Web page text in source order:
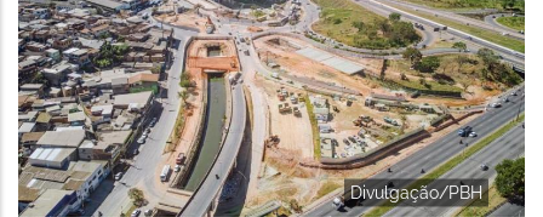
Divulgação/PBH